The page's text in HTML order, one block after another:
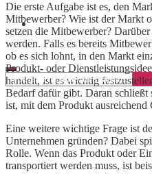
Geschäftskonto eröffnen
Die erste Aufgabe ist es, den
Mitbewerber? Wie ist der Markt
setzen die Mitbewerber?
werden. Falls es bereits
ob es sich lohnt, in den Markt
Produkt- oder
handelt, ist es wichtig
Bedarf dafür gibt. Daran schließt
ist, mit dem Produkt ausreichend
Eine weitere wichtige Frage ist
Unternehmen gründen? Dabei
Rolle. Wenn das Produkt oder
transportiert werden muss, ist